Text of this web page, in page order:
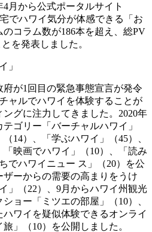
月から公式ポータルサイト
でハワイ気分が体感できる「お
コラム数が186本を超え、総PV
を発表しました。
が1回目の緊急事態宣言が発令
ャルでハワイを体験することが
グに注力してきました。2020年
ゴリー「バーチャルハワイ」
14）、「学ぶハワイ」（45）、
「映画でハワイ」（10）、「読み
でハワイニュー ス」（20）を公
ーからの需要の高まりをうけ
」（22）、9月からハワイ州観光
ョー「ミツエの部屋」（10）、
ワイを疑似体験できるオンライ
」（10）を公開しました。